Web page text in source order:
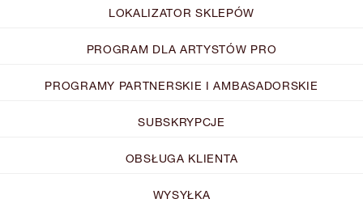
LOKALIZATOR SKLEPÓW
PROGRAM DLA ARTYSTÓW PRO
PROGRAMY PARTNERSKIE I AMBASADORSKIE
SUBSKRYPCJE
OBSŁUGA KLIENTA
WYSYŁKA